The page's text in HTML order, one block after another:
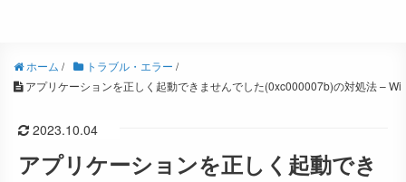
ホーム / トラブル・エラー /
アプリケーションを正しく起動できませんでした(0xc000007b)の対処法 –
2023.10.04
アプリケーションを正しく起動でき